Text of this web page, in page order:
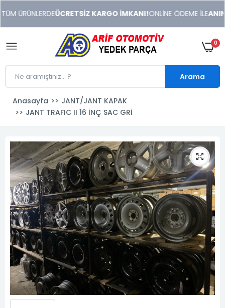
xonusu
veren
sitolar
ÜRÜNLERDEÜCRETSİZ KARGO İMKANI!ONLİNE ÖDEME İLE
0
Arama
Anasayfa
JANT/JANT KAPAK
JANT TRAFIC II 16 İNÇ SAC GRİ